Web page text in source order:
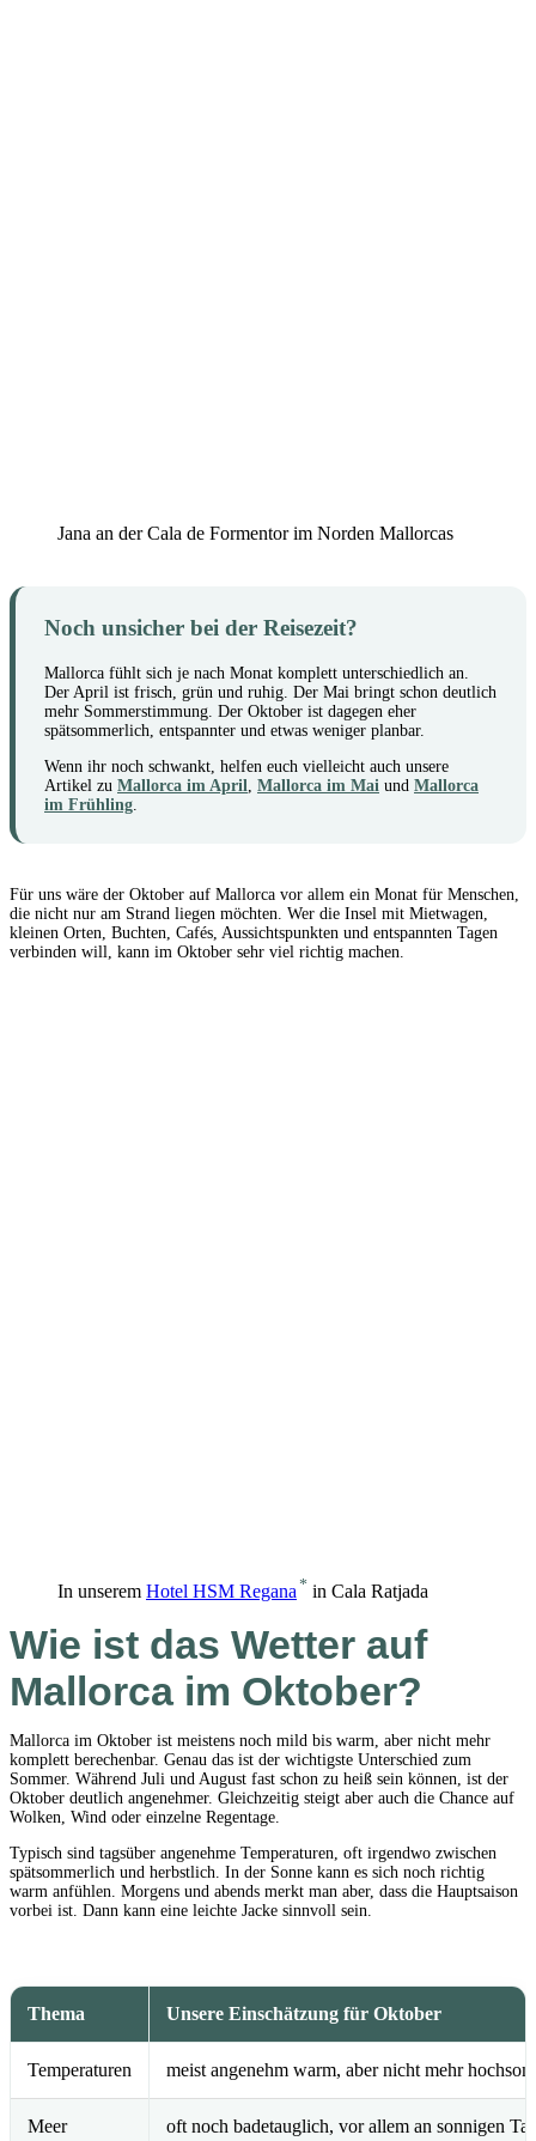
Jana an der Cala de Formentor im Norden Mallorcas
Noch unsicher bei der Reisezeit?
Mallorca fühlt sich je nach Monat komplett unterschiedlich an.
Der April ist frisch, grün und ruhig. Der Mai bringt schon deutlich
mehr Sommerstimmung. Der Oktober ist dagegen eher
spätsommerlich, entspannter und etwas weniger planbar.
Wenn ihr noch schwankt, helfen euch vielleicht auch unsere
Artikel zu Mallorca im April Mallorca im Mai und Mallorca
im Frühling
Für uns wäre der Oktober auf Mallorca vor allem ein Monat für Menschen,
die nicht nur am Strand liegen möchten. Wer die Insel mit Mietwagen,
kleinen Orten, Buchten, Cafés, Aussichtspunkten und entspannten Tagen
verbinden will, kann im Oktober sehr viel richtig machen.
In unserem Hotel HSM Regana in Cala Ratjada
Wie ist das Wetter auf
Mallorca im Oktober?
Mallorca im Oktober ist meistens noch mild bis warm, aber nicht mehr
komplett berechenbar. Genau das ist der wichtigste Unterschied zum
Sommer. Während Juli und August fast schon zu heiß sein können, ist der
Oktober deutlich angenehmer. Gleichzeitig steigt aber auch die Chance auf
Wolken, Wind oder einzelne Regentage.
Typisch sind tagsüber angenehme Temperaturen, oft irgendwo zwischen
spätsommerlich und herbstlich. In der Sonne kann es sich noch richtig
warm anfühlen. Morgens und abends merkt man aber, dass die Hauptsaison
vorbei ist. Dann kann eine leichte Jacke sinnvoll sein.
Thema Unsere Einschätzung für Oktober
Temperaturen meist angenehm warm, aber nicht mehr
Meer oft noch badetauglich, vor allem an sonnigen